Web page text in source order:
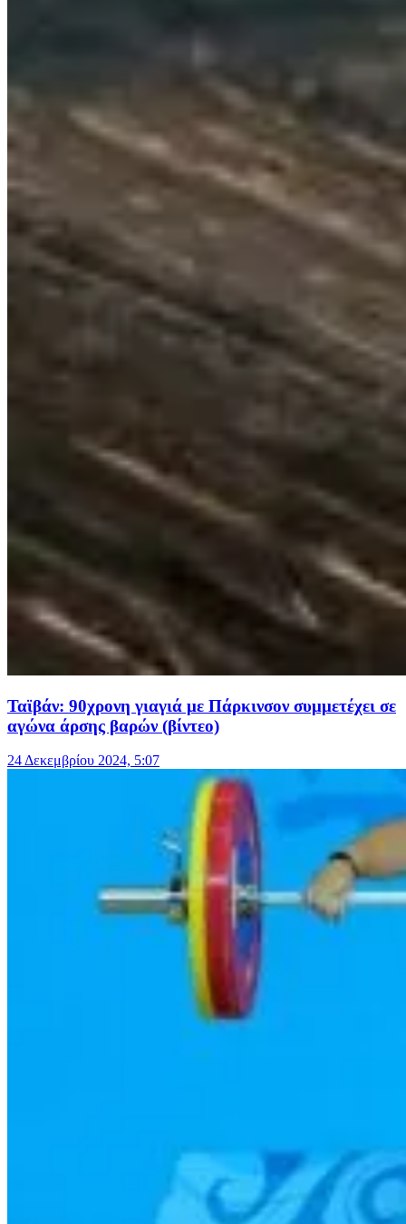
Ταϊβάν: 90χρονη γιαγιά με Πάρκινσον συμμετέχει σε
αγώνα άρσης βαρών (βίντεο)
24 Δεκεμβρίου 2024, 5:07